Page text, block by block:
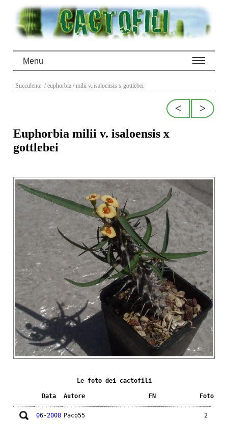
Menu
Succulente / euphorbia / milii v. isaloensis x gottlebei
>
<
Euphorbia milii v. isaloensis x
gottlebei
Le foto dei cactofili
Data Autore FN Foto
06-2008 Paco55 2